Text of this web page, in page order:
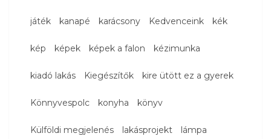
játék kanapé karácsony Kedvenceink kék
kép képek képek a falon kézimunka
kiadó lakás Kiegészítők kire ütött ez a gyerek
Könnyvespolc konyha könyv
Külföldi megjelenés lakásprojekt lámpa